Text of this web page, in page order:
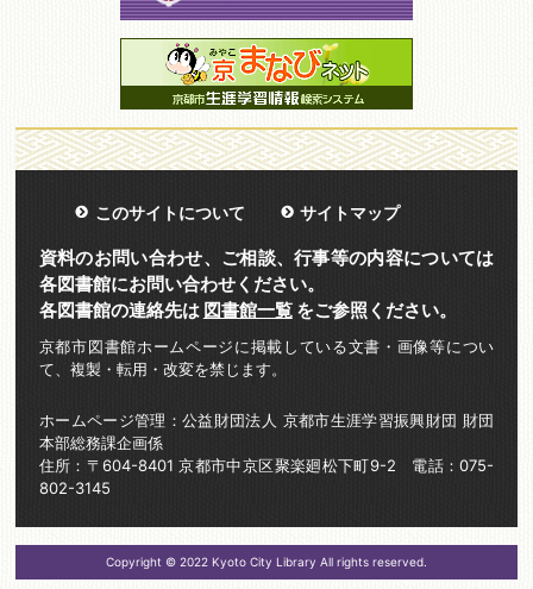
このサイトについて サイトマップ
資料のお問い合わせ、ご相談、行事等の内容については
各図書館にお問い合わせください。
各図書館の連絡先は 図書館一覧をご参照ください。
京都市図書館ホームページに掲載している文書・画像等につい
て、複製・転用・改変を禁じます。
ホームページ管理：公益財団法人 京都市生涯学習振興財団 財団
本部総務課企画係
住所：〒604-8401 京都市中京区聚楽廻松下町9-2 電話：075-
802-3145
Copyright © 2022 Kyoto City Library All rights reserved.